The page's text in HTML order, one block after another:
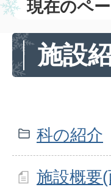
現在のペ
施設
科の紹介
施設概要